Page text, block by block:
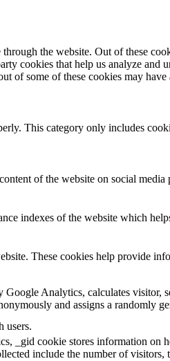
the website. Out of these
cookies that help us analyze
of some of these cookies may
This category only includes
of the website on social
indexes of the website which
These cookies help provide
Analytics, calculates visitor,
and assigns a randomly
users.
_gid cookie stores information on
include the number of